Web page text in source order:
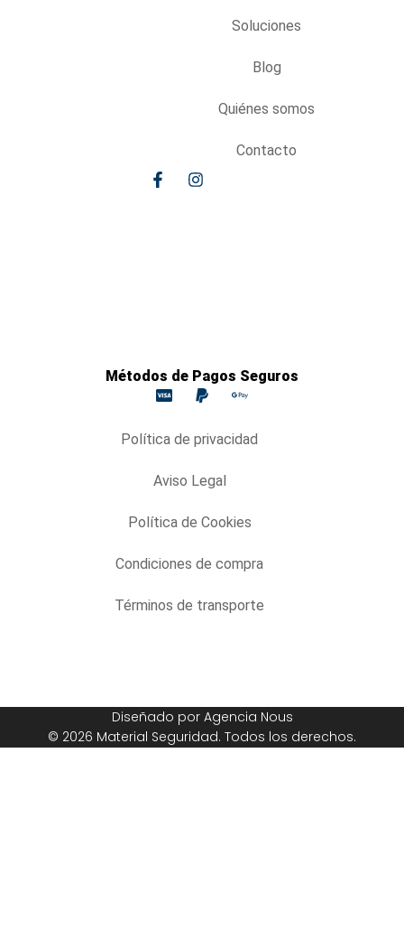
Soluciones
Blog
Quiénes somos
Contacto
Política de privacidad
Aviso Legal
Política de Cookies
Condiciones de compra
Términos de transporte
Métodos de Pagos Seguros
Diseñado por Agencia Nous
© 2026 Material Seguridad. Todos los derechos.